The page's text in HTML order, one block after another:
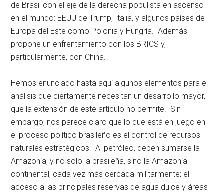
de Brasil con el eje de la derecha populista en ascenso
en el mundo: EEUU de Trump, Italia, y algunos países de
Europa del Este como Polonia y Hungría. Además
propone un enfrentamiento con los BRICS y,
particularmente, con China.
Hemos enunciado hasta aquí algunos elementos para el
análisis que ciertamente necesitan un desarrollo mayor,
que la extensión de este artículo no permite. Sin
embargo, nos parece claro que lo que está en juego en
el proceso político brasileño es el control de recursos
naturales estratégicos. Al petróleo, deben sumarse la
Amazonía, y no solo la brasileña, sino la Amazonía
continental, cada vez más cercada militarmente; el
acceso a las principales reservas de agua dulce y áreas